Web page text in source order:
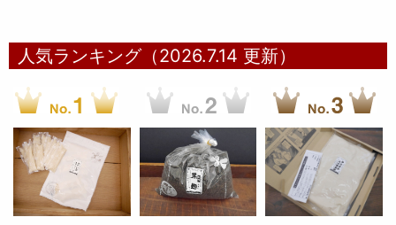
人気ランキング（2026.7.14 更新）